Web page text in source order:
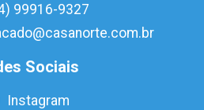
99916-9327
Sociais
Instagram